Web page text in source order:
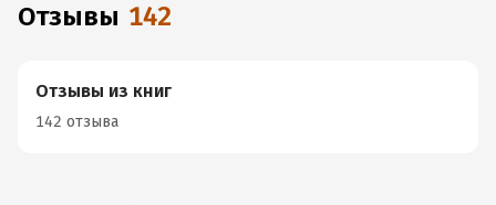
Отзывы 142
Отзывы из книг
142 отзыва